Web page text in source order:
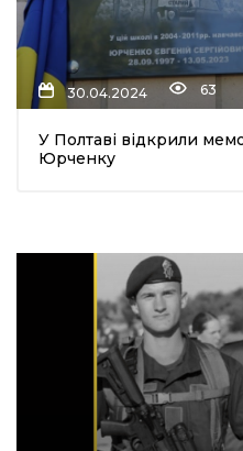
30.04.2024 63
У Полтаві відкрили
Юрченку